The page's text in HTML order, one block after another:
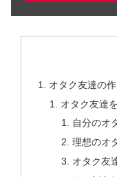
オタク友達の
オタク友達
自分のオ
理想のオ
オタク友